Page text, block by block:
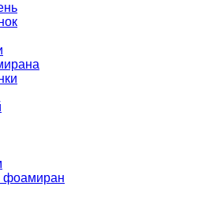
фоамиран